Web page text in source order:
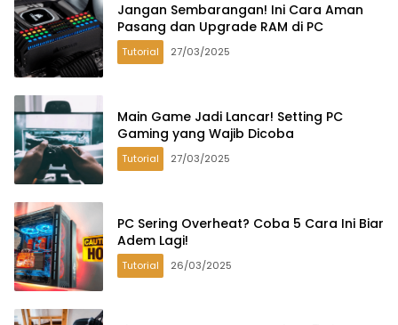
Jangan Sembarangan! Ini Cara Aman
Pasang dan Upgrade RAM di PC
Tutorial 27/03/2025
Main Game Jadi Lancar! Setting PC
Gaming yang Wajib Dicoba
Tutorial 27/03/2025
PC Sering Overheat? Coba 5 Cara Ini Biar
Adem Lagi!
Tutorial 26/03/2025